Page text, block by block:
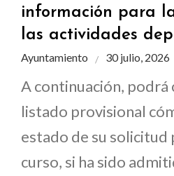
información para
las actividades
Ayuntamiento 30 julio, 2026
A continuación, podrá
listado provisional
estado de su solicitud
curso, si ha sido